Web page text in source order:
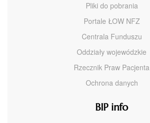
Pliki do pobrania
Portale ŁOW NFZ
Centrala Funduszu
Oddziały wojewódzkie
Rzecznik Praw Pacjenta
Ochrona danych
BIP info